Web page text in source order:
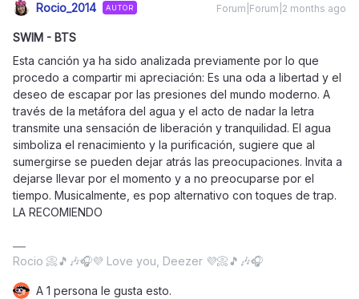
Rocio_2014 AUTOR Forum|Forum|2 months ago
SWIM - BTS
Esta canción ya ha sido analizada previamente por lo que
procedo a compartir mi apreciación: Es una oda a libertad y el
deseo de escapar por las presiones del mundo moderno. A
través de la metáfora del agua y el acto de nadar la letra
transmite una sensación de liberación y tranquilidad. El agua
simboliza el renacimiento y la purificación, sugiere que al
sumergirse se pueden dejar atrás las preocupaciones. Invita a
dejarse llevar por el momento y a no preocuparse por el
tiempo. Musicalmente, es pop alternativo con toques de trap.
LA RECOMIENDO
Rocio 📀🎵🎶🎧💜 Love you, Deezer 💜📀🎵🎶🎧
A 1 persona le gusta esto.